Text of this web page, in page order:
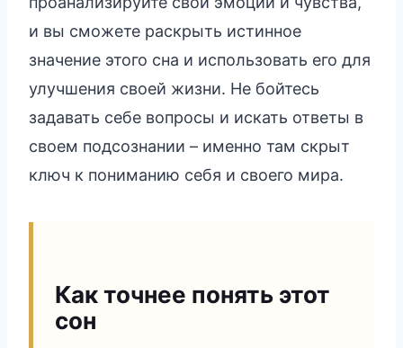
и вы сможете раскрыть истинное
значение этого сна и использовать его для
улучшения своей жизни. Не бойтесь
задавать себе вопросы и искать ответы в
своем подсознании – именно там скрыт
ключ к пониманию себя и своего мира.
Как точнее понять этот
сон